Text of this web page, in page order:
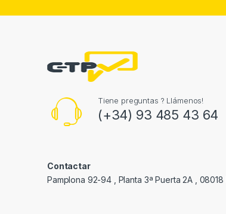
Tiene preguntas ? Llámenos!
(+34) 93 485 43 64
Contactar
Pamplona 92-94 , Planta 3ª Puerta 2A , 08018